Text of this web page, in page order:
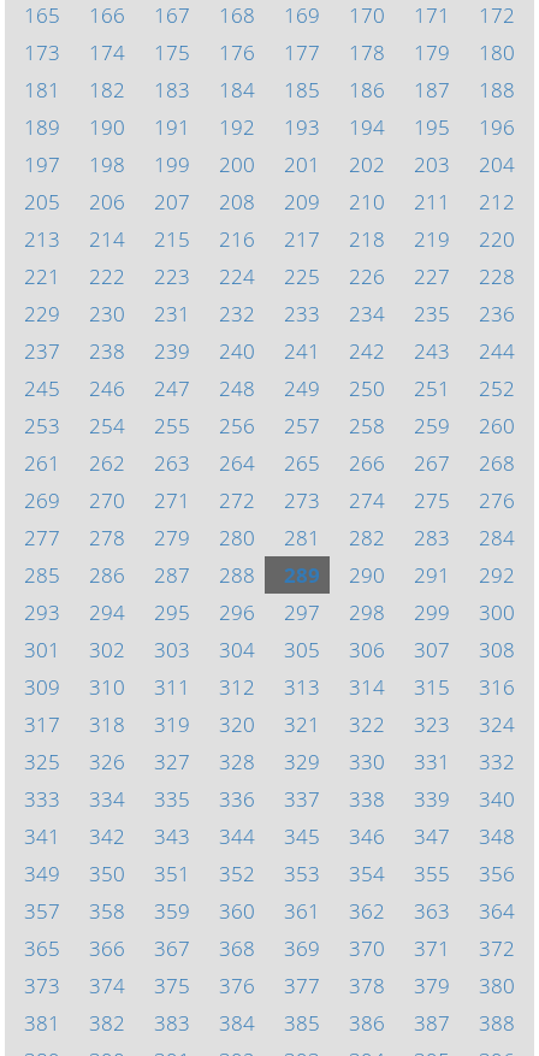
165
166 167 168 169 170 171
172
173
174 175 176 177 178 179
180
181
182 183 184 185 186 187
188
189
190 191 192 193 194 195
196
197
198 199 200 201 202 203
204
205
206 207 208 209 210 211
212
213
214 215 216 217 218 219
220
221
222 223 224 225 226 227
228
229
230 231 232 233 234 235
236
237
238 239 240 241 242 243
244
245
246 247 248 249 250 251
252
253
254 255 256 257 258 259
260
261
262 263 264 265 266 267
268
269
270 271 272 273 274 275
276
277
278 279 280 281 282 283
284
285
286 287 288 289 290 291
292
293
294 295 296 297 298 299
300
301
302 303 304 305 306 307
308
309
310 311 312 313 314 315
316
317
318 319 320 321 322 323
324
325
326 327 328 329 330 331
332
333
334 335 336 337 338 339
340
341
342 343 344 345 346 347
348
349
350 351 352 353 354 355
356
357
358 359 360 361 362 363
364
365
366 367 368 369 370 371
372
373
374 375 376 377 378 379
380
381
382 383 384 385 386 387
388